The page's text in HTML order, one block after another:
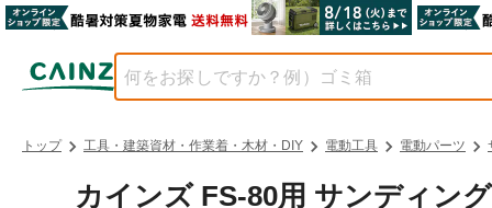
トップ 工具・建築資材・作業着・木材・DIY 電動工具 電動パーツ
カインズ FS-80用 サンディン